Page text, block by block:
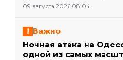
09 августа 2026 08:04
Важно
Ночная атака на
одной из самых